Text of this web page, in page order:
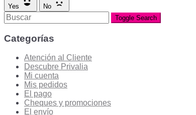
Yes
No
Toggle Search
Categorías
Atención al Cliente
Descubre Privalia
Mi cuenta
Mis pedidos
El pago
Cheques y promociones
El envío